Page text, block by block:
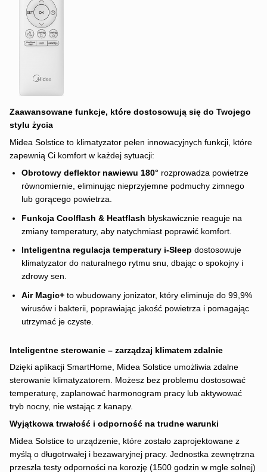
Zaawansowane funkcje, które dostosowują się do Twojego
stylu życia
Midea Solstice to klimatyzator pełen innowacyjnych funkcji, które
zapewnią Ci komfort w każdej sytuacji:
Obrotowy deflektor nawiewu 180° rozprowadza powietrze
równomiernie, eliminując nieprzyjemne podmuchy zimnego
lub gorącego powietrza.
Funkcja Coolflash & Heatflash błyskawicznie reaguje na
zmiany temperatury, aby natychmiast poprawić komfort.
Inteligentna regulacja temperatury i-Sleep dostosowuje
klimatyzator do naturalnego rytmu snu, dbając o spokojny i
zdrowy sen.
Air Magic+ to wbudowany jonizator, który eliminuje do 99,9%
wirusów i bakterii, poprawiając jakość powietrza i pomagając
utrzymać je czyste.
Inteligentne sterowanie – zarządzaj klimatem zdalnie
Dzięki aplikacji SmartHome, Midea Solstice umożliwia zdalne
sterowanie klimatyzatorem. Możesz bez problemu dostosować
temperaturę, zaplanować harmonogram pracy lub aktywować
tryb nocny, nie wstając z kanapy.
Wyjątkowa trwałość i odporność na trudne warunki
Midea Solstice to urządzenie, które zostało zaprojektowane z
myślą o długotrwałej i bezawaryjnej pracy. Jednostka zewnętrzna
przeszła testy odporności na korozję (1500 godzin w mgle solnej)